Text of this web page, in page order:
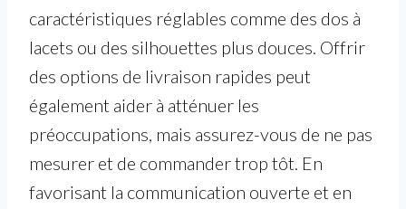
caractéristiques réglables comme des dos à
lacets ou des silhouettes plus douces. Offrir
des options de livraison rapides peut
également aider à atténuer les
préoccupations, mais assurez-vous de ne pas
mesurer et de commander trop tôt. En
favorisant la communication ouverte et en